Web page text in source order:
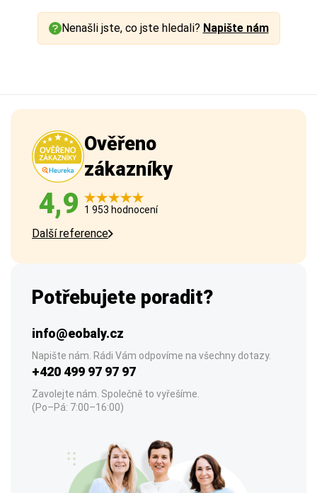
Nenašli jste, co jste hledali? Napište nám
Ověřeno
zákazníky
4,9 1 953 hodnocení
Další reference
Potřebujete poradit?
info@eobaly.cz
Napište nám. Rádi Vám odpovíme na všechny dotazy.
+420 499 97 97 97
Zavolejte nám. Společně to vyřešíme.
(Po–Pá: 7:00–16:00)